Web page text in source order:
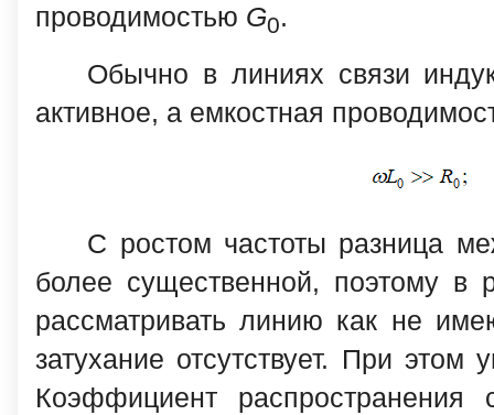
проводимостью G0.
Обычно в линиях связи
активное, а емкостная
С ростом частоты разница
более существенной, поэтому в
рассматривать линию как не
затухание отсутствует. При
Коэффициент